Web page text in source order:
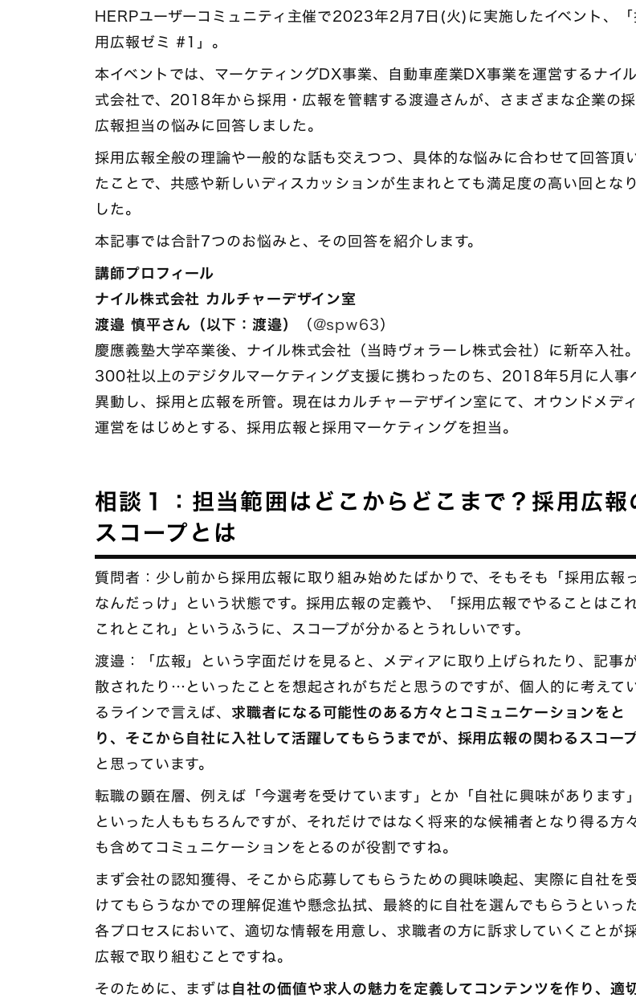
HERPユーザーコミュニティ主催で2023年2月7日(火)に実施したイベント、
用広報ゼミ #1」。
本イベントでは、マーケティングDX事業、自動車産業DX事業を運営するナイ
式会社で、2018年から採用・広報を管轄する渡邉さんが、さまざまな企業の
広報担当の悩みに回答しました。
採用広報全般の理論や一般的な話も交えつつ、具体的な悩みに合わせて回答頂
たことで、共感や新しいディスカッションが生まれとても満足度の高い回とな
した。
本記事では合計7つのお悩みと、その回答を紹介します。
講師プロフィール
ナイル株式会社 カルチャーデザイン室
渡邉 慎平さん（以下：渡邉）
（@spw63）
慶應義塾大学卒業後、ナイル株式会社（当時ヴォラーレ株式会社）に新卒入社。
300社以上のデジタルマーケティング支援に携わったのち、2018年5月に人事
異動し、採用と広報を所管。現在はカルチャーデザイン室にて、オウンドメデ
運営をはじめとする、採用広報と採用マーケティングを担当。
相談１：担当範囲はどこからどこまで？採用広報
スコープとは
質問者：少し前から採用広報に取り組み始めたばかりで、そもそも「採用広報
なんだっけ」という状態です。採用広報の定義や、「採用広報でやることはこ
これとこれ」というふうに、スコープが分かるとうれしいです。
渡邉：「広報」という字面だけを見ると、メディアに取り上げられたり、記事
散されたり…といったことを想起されがちだと思うのですが、個人的に考えて
るラインで言えば、 求職者になる可能性のある方々とコミュニケーションをと
り、そこから自社に入社して活躍してもらうまでが、採用広報の関わるスコー
と思っています。
転職の顕在層、例えば「今選考を受けています」とか「自社に興味があります」
といった人ももちろんですが、それだけではなく将来的な候補者となり得る方
も含めてコミュニケーションをとるのが役割ですね。
まず会社の認知獲得、そこから応募してもらうための興味喚起、実際に自社を
けてもらうなかでの理解促進や懸念払拭、最終的に自社を選んでもらうといっ
各プロセスにおいて、適切な情報を用意し、求職者の方に訴求していくことが
広報で取り組むことですね。
そのために、まずは自社の価値や求人の魅力を定義してコンテンツを作り、適